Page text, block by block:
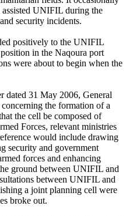
UNIFIL during the
security incidents.
positively to the UNIFIL
in the Naqoura port
were about to begin when the
dated 31 May 2006, General
the formation of a
the cell be composed of
Forces, relevant ministries
would include drawing
security and government
forces and enhancing
ground between UNIFIL and
between UNIFIL and
a joint planning cell were
broke out.